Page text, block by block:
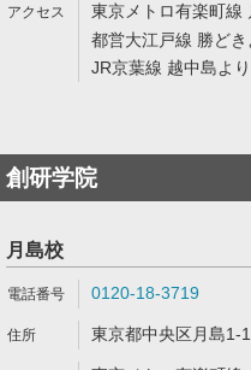
東京メトロ有楽町線
都営大江戸線 勝ど
JR京葉線 越中島よ
創研学院
月島校
0120-18-3719
東京都中央区月島1-